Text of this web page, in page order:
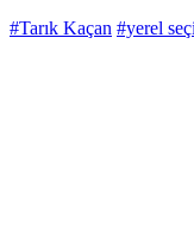
#Tarık Kaçan #yerel